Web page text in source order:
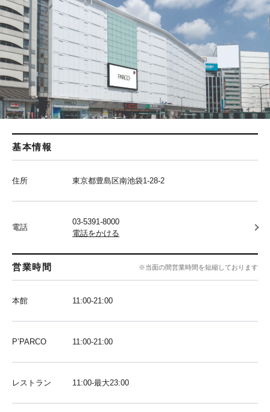
基本情報
住所 東京都豊島区南池袋1-28-2
電話
03-5391-8000
電話をかける
営業時間 ※当面の間営業時間を短縮しております
本館 11:00-21:00
P’PARCO 11:00-21:00
レストラン 11:00-最大23:00